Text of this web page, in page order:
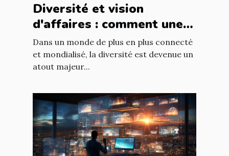
Diversité et vision
d'affaires : comment une
équipe diversifiée peut
stimuler l'innovation
Dans un monde de plus en plus connecté
et mondialisé, la diversité est devenue un
atout majeur...